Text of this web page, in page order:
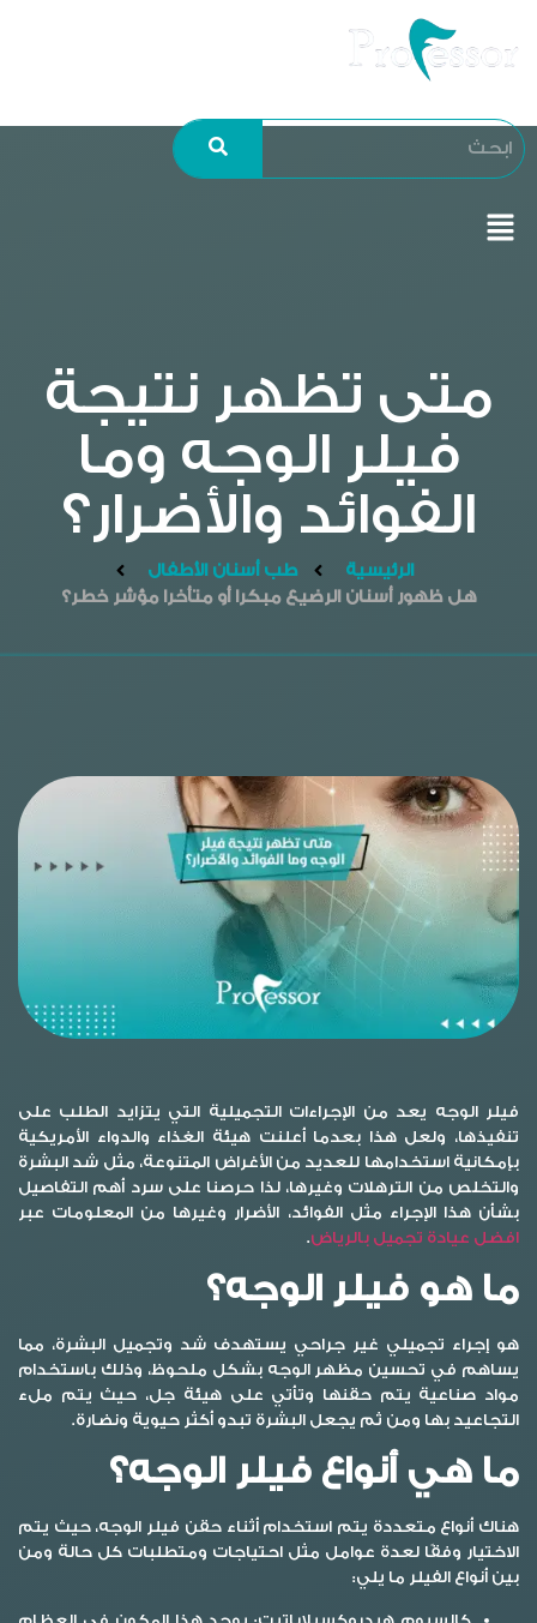
متى تظهر نتيجة
فيلر الوجه وما
الفوائد والأضرار؟
الرئيسية
طب أسنان الأطفال
هل ظهور أسنان الرضيع مبكرا أو متأخرا مؤشر خطر؟
فيلر الوجه يعد من الإجراءات التجميلية التي يتزايد الطلب على
تنفيذها، ولعل هذا بعدما أعلنت هيئة الغذاء والدواء الأمريكية
بإمكانية استخدامها للعديد من الأغراض المتنوعة، مثل شد البشرة
والتخلص من الترهلات وغيرها، لذا حرصنا على سرد أهم التفاصيل
بشأن هذا الإجراء مثل الفوائد، الأضرار وغيرها من المعلومات عبر
افضل عيادة تجميل بالرياض.
ما هو فيلر الوجه؟
هو إجراء تجميلي غير جراحي يستهدف شد وتجميل البشرة، مما
يساهم في تحسين مظهر الوجه بشكل ملحوظ، وذلك باستخدام
مواد صناعية يتم حقنها وتأتي على هيئة جل، حيث يتم ملء
التجاعيد بها ومن ثم يجعل البشرة تبدو أكثر حيوية ونضارة.
ما هي أنواع فيلر الوجه؟
هناك أنواع متعددة يتم استخدام أثناء حقن فيلر الوجه، حيث يتم
الاختيار وفقًا لعدة عوامل مثل احتياجات ومتطلبات كل حالة ومن
بين أنواع الفيلر ما يلي: